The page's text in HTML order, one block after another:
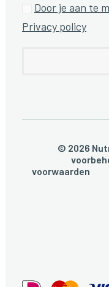
Door je aan te
Privacy policy
© 2026
voorwaarden